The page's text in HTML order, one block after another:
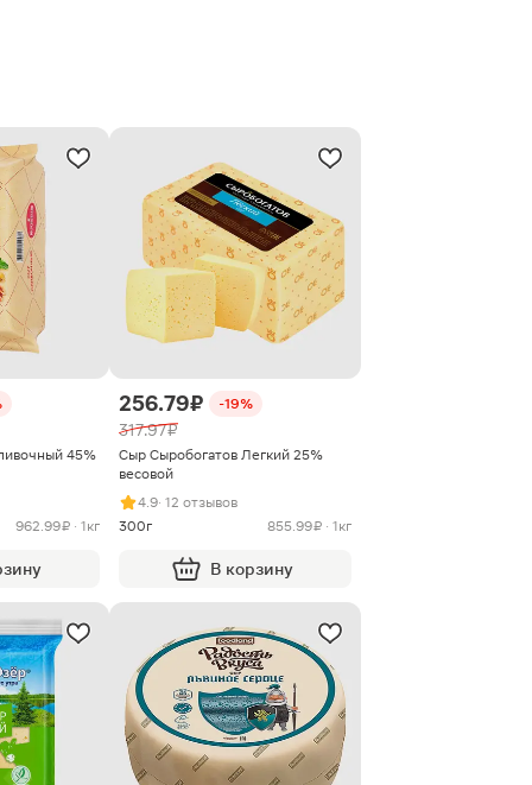
45%
962.99 ₽ · 1кг
256.79 ₽ -19%
317.97 ₽
Сыр Сыробогатов Легкий 25%
весовой
4.9· 12 отзывов
300г
855.99 ₽ · 1кг
В корзину